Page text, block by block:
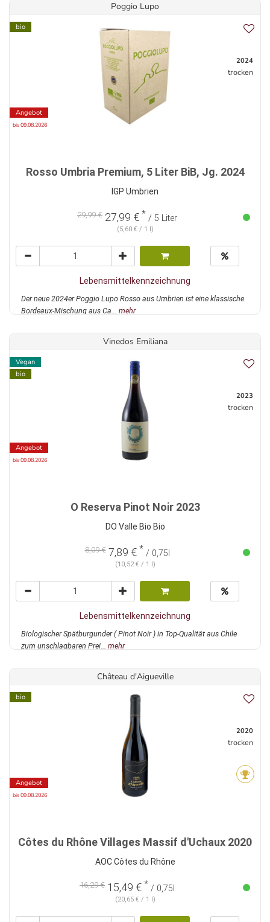
Poggio Lupo
bio
Angebot
bis 09.08.2026
2024
trocken
Rosso Umbria Premium, 5 Liter BiB, Jg. 2024
IGP Umbrien
29,99 € 27,99 € * / 5 Liter
(5,60 € / 1 l)
Lebensmittelkennzeichnung
Der neue 2024er Poggio Lupo Rosso aus Umbrien ist eine klassische
Bordeaux-Mischung aus Ca... mehr
Vinedos Emiliana
Vegan
bio
Angebot
bis 09.08.2026
2023
trocken
O Reserva Pinot Noir 2023
DO Valle Bio Bio
8,09 €7,89 € * / 0,75l
(10,52 € / 1 l)
Lebensmittelkennzeichnung
Biologischer Spätburgunder ( Pinot Noir ) in Top-Qualität aus Chile
zum unschlagbaren Prei... mehr
Château d'Aigueville
bio
Angebot
bis 09.08.2026
2020
trocken
Côtes du Rhône Villages Massif d'Uchaux 2020
AOC Côtes du Rhône
16,29 € 15,49 € * / 0,75l
(20,65 € / 1 l)